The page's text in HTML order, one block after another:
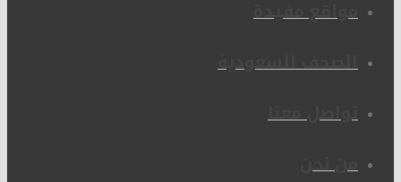
مواقع مفيدة
الصحف السعودية
تواصل معنا
من نحن